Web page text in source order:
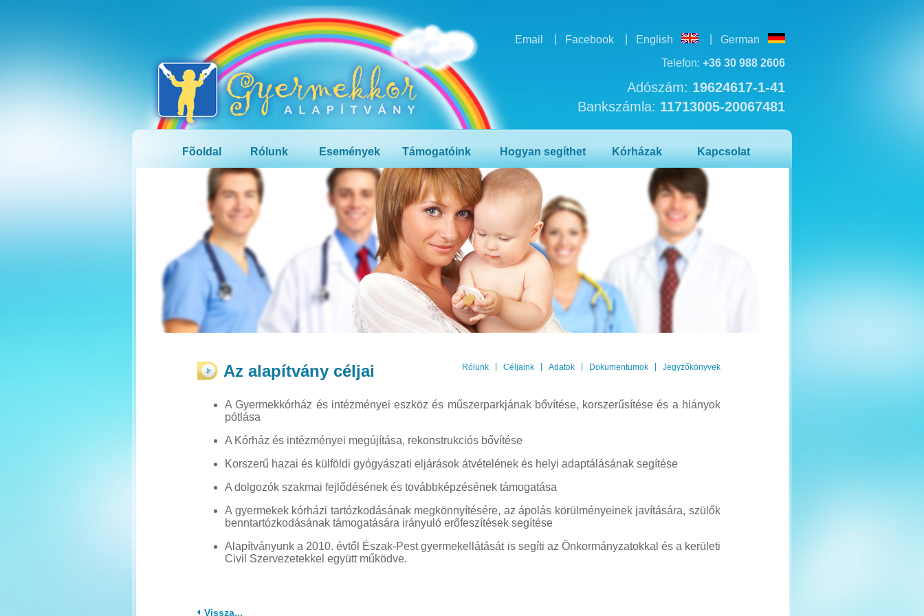
Email Facebook English
German
Telefon: +36 30 988 2606
Adószám: 19624617-1-41
Bankszámla: 11713005-20067481
Fõoldal Rólunk Események Támogatóink Hogyan segíthet Kórházak Kapcsolat
Az alapítvány céljai Rólunk Céljaink Adatok Dokumentumok Jegyzőkönyvek
A Gyermekkórház és intézményei eszköz és műszerparkjának bővítése, korszerűsítése és a hiányok
pótlása
A Kórház és intézményei megújítása, rekonstrukciós bővítése
Korszerű hazai és külföldi gyógyászati eljárások átvételének és helyi adaptálásának segítése
A dolgozók szakmai fejlődésének és továbbképzésének támogatása
A gyermekek kórházi tartózkodásának megkönnyítésére, az ápolás körülményeinek javítására, szülők
benntartózkodásának támogatására irányuló erőfeszítések segítése
Alapítványunk a 2010. évtől Észak-Pest gyermekellátását is segíti az Önkormányzatokkal és a kerületi
Civil Szervezetekkel együtt működve.
Vissza...